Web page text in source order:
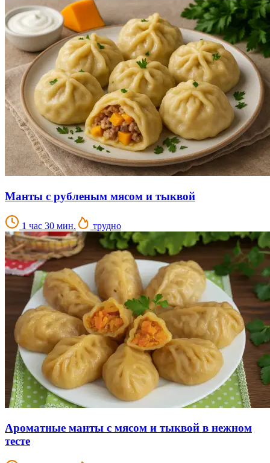
Манты с рубленым мясом и тыквой
1 час 30 мин. трудно
Ароматные манты с мясом и тыквой в нежном
тесте